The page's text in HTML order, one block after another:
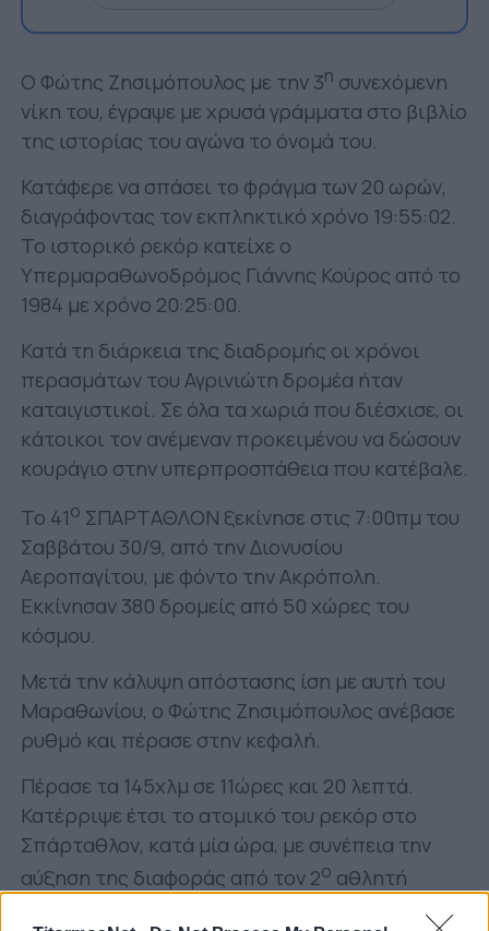
Ο Φώτης Ζησιμόπουλος με την 3η συνεχόμενη
νίκη του, έγραψε με χρυσά γράμματα στο βιβλίο
της ιστορίας του αγώνα το όνομά του.
Κατάφερε να σπάσει το φράγμα των 20 ωρών,
διαγράφοντας τον εκπληκτικό χρόνο 19:55:02.
Το ιστορικό ρεκόρ κατείχε ο
Υπερμαραθωνοδρόμος Γιάννης Κούρος από το
1984 με χρόνο 20:25:00.
Κατά τη διάρκεια της διαδρομής οι χρόνοι
περασμάτων του Αγρινιώτη δρομέα ήταν
καταιγιστικοί. Σε όλα τα χωριά που διέσχισε, οι
κάτοικοι τον ανέμεναν προκειμένου να δώσουν
κουράγιο στην υπερπροσπάθεια που κατέβαλε.
Το 41ο ΣΠΑΡΤΑΘΛΟΝ ξεκίνησε στις 7:00πμ του
Σαββάτου 30/9, από την Διονυσίου
Αεροπαγίτου, με φόντο την Ακρόπολη.
Εκκίνησαν 380 δρομείς από 50 χώρες του
κόσμου.
Μετά την κάλυψη απόστασης ίση με αυτή του
Μαραθωνίου, ο Φώτης Ζησιμόπουλος ανέβασε
ρυθμό και πέρασε στην κεφαλή.
Πέρασε τα 145χλμ σε 11ώρες και 20 λεπτά.
Κατέρριψε έτσι το ατομικό του ρεκόρ στο
Σπάρταθλον, κατά μία ώρα, με συνέπεια την
αύξηση της διαφοράς από τον 2ο αθλητή